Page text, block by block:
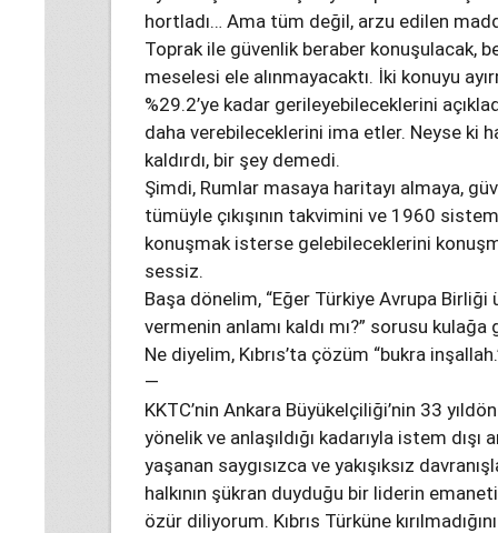
hortladı… Ama tüm değil, arzu edilen
Toprak ile güvenlik beraber konuşulacak,
meselesi ele alınmayacaktı. İki konuyu
%29.2’ye kadar gerileyebileceklerini
daha verebileceklerini ima etler. Neyse ki
kaldırdı, bir şey demedi.
Şimdi, Rumlar masaya haritayı almaya,
tümüyle çıkışının takvimini ve 1960
konuşmak isterse gelebileceklerini
sessiz.
Başa dönelim, “Eğer Türkiye Avrupa Birliği
vermenin anlamı kaldı mı?” sorusu
Ne diyelim, Kıbrıs’ta çözüm “bukra
—
KKTC’nin Ankara Büyükelçiliği’nin 33
yönelik ve anlaşıldığı kadarıyla istem
yaşanan saygısızca ve yakışıksız
halkının şükran duyduğu bir liderin
özür diliyorum. Kıbrıs Türküne